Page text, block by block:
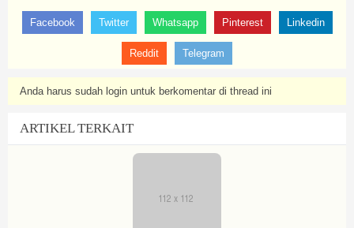
Facebook Twitter Whatsapp Pinterest Linkedin
Reddit Telegram
Anda harus sudah login untuk berkomentar di thread ini
ARTIKEL TERKAIT